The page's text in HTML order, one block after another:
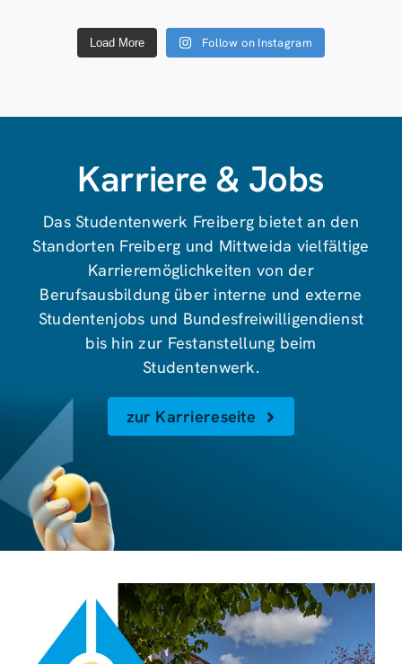
Load More Follow on Instagram
Karriere & Jobs
Das Studentenwerk Freiberg bietet an den
Standorten Freiberg und Mittweida vielfältige
Karrieremöglichkeiten von der
Berufsausbildung über interne und externe
Studentenjobs und Bundesfreiwilligendienst
bis hin zur Festanstellung beim
Studentenwerk.
zur Karriereseite